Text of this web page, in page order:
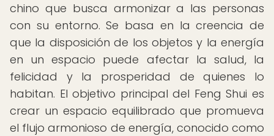
chino que busca armonizar a las personas
con su entorno. Se basa en la creencia de
que la disposición de los objetos y la energía
en un espacio puede afectar la salud, la
felicidad y la prosperidad de quienes lo
habitan. El objetivo principal del Feng Shui es
crear un espacio equilibrado que promueva
el flujo armonioso de energía, conocido como